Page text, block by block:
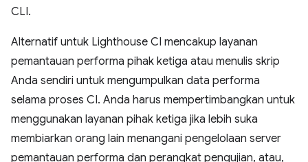
CLI.
Alternatif untuk Lighthouse CI mencakup layanan
pemantauan performa pihak ketiga atau menulis skrip
Anda sendiri untuk mengumpulkan data performa
selama proses CI. Anda harus mempertimbangkan untuk
menggunakan layanan pihak ketiga jika lebih suka
membiarkan orang lain menangani pengelolaan server
pemantauan performa dan perangkat pengujian, atau,